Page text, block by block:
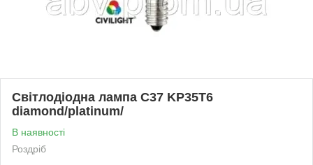
Світлодіодна лампа C37 KP35T6
diamond/platinum/
В наявності
Роздріб